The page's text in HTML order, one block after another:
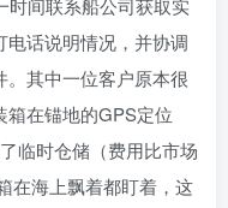
时间联系船公司获取实
话说明情况，并协调
其中一位客户原本很
在锚地的GPS定位
临时仓储（费用比市场
在海上飘着都盯着，这